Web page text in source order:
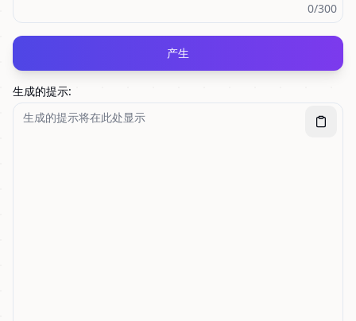
0/300
产生
生成的提示: